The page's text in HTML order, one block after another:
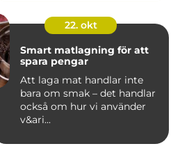
22. okt
Smart matlagning för att
spara pengar
Att laga mat handlar inte
bara om smak – det handlar
också om hur vi använder
v&ari...